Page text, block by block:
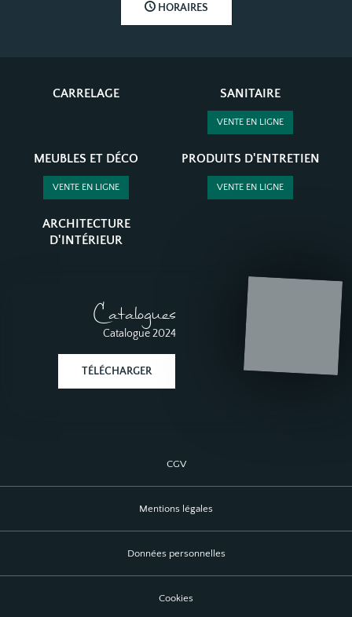
HORAIRES
CARRELAGE SANITAIRE
VENTE EN LIGNE
MEUBLES ET DÉCO
VENTE EN LIGNE
PRODUITS D'ENTRETIEN
VENTE EN LIGNE
ARCHITECTURE
D'INTÉRIEUR
Catalogues
Catalogue 2024
TÉLÉCHARGER
CGV
Mentions légales
Données personnelles
Cookies